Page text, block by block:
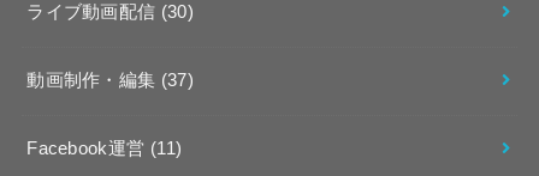
ライブ動画配信 (30)
動画制作・編集 (37)
Facebook運営 (11)